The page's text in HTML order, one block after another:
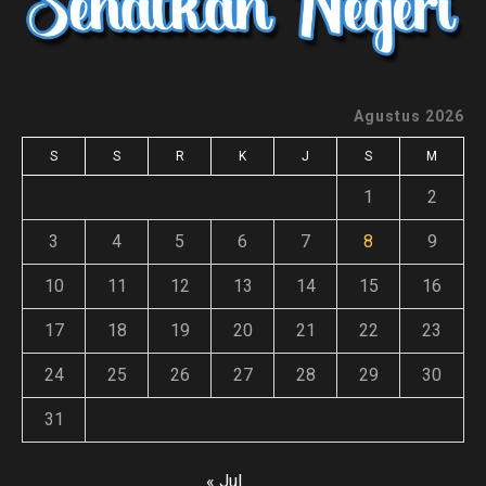
Agustus 2026
S S R K J S M
1 2
3 4 5 6 7 8 9
10 11 12 13 14 15 16
17 18 19 20 21 22 23
24 25 26 27 28 29 30
31
« Jul